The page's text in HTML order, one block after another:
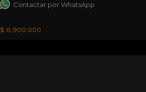
Contactar por WhatsApp
$ 6.900.000